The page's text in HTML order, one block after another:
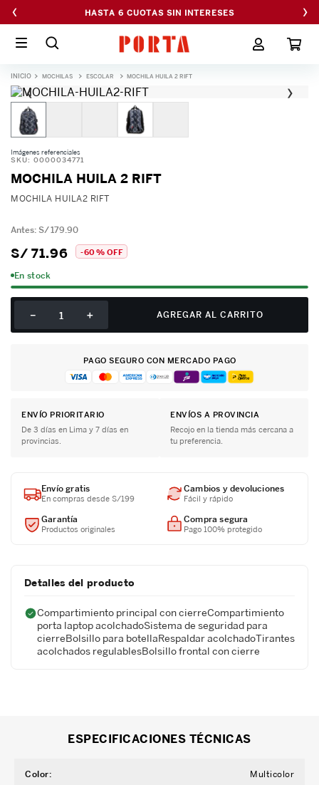
‹ HASTA 6 CUOTAS SIN INTERESES ›
MOCHILAS ESCOLAR MOCHILA HUILA 2 RIFT
‹ ›
Imágenes referenciales
SKU: 0000034771
MOCHILA HUILA 2 RIFT
MOCHILA HUILA2 RIFT
S/179.90
S/ 71.96 -60 % OFF
En stock
＋
－ AGREGAR AL CARRITO
PAGO SEGURO CON MERCADO PAGO
ENVÍO PRIORITARIO
De 3 días en Lima y 7 días en
provincias.
ENVÍOS A PROVINCIA
Recojo en la tienda más cercana a
tu preferencia.
Envío gratis
En compras desde S/199
Cambios y devoluciones
Fácil y rápido
Garantía
Productos originales
Compra segura
Pago 100% protegido
Detalles del producto
Compartimiento principal con cierreCompartimiento
porta laptop acolchadoSistema de seguridad para
cierreBolsillo para botellaRespaldar acolchadoTirantes
acolchados regulablesBolsillo frontal con cierre
ESPECIFICACIONES TÉCNICAS
Color: Multicolor